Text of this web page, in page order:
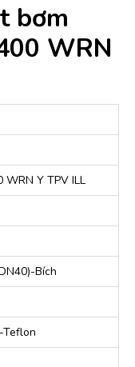
bơm
WRN
WRN Y TPV ILL
Bích
Teflon